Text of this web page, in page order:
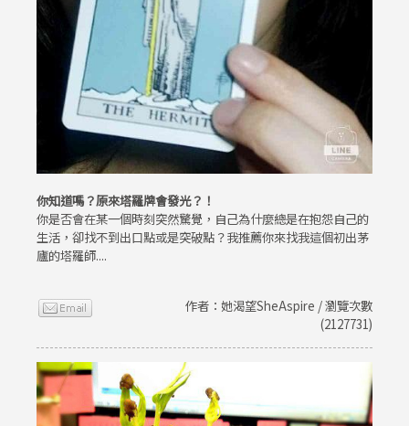
你知道嗎？原來塔羅牌會發光？！
你是否會在某一個時刻突然驚覺，自己為什麼總是在抱怨自己的
生活，卻找不到出口點或是突破點？我推薦你來找我這個初出茅
廬的塔羅師....
作者：她渴望SheAspire / 瀏覽次數
(2127731)